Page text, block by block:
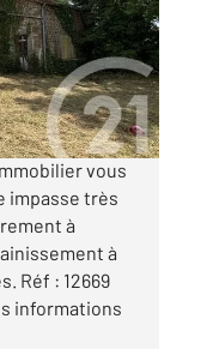
vous
impasse très
à
à
Réf : 12669
informations